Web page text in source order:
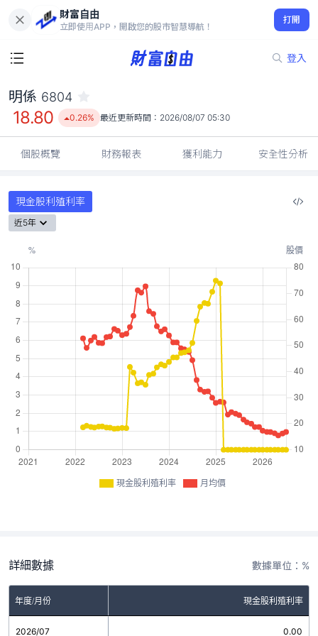
財富自由
立即使用APP，開啟您的股市智慧導航！
打開
登入
18.80
0.26%
明係 6804
18.80 0.26% 最近更新時間： 2026/08/07 05:30
個股概覽 財務報表 獲利能力 安全性分析
現金股利殖利率
近5年
現金股利殖利率 月均價
詳細數據 數據單位：%
年度/月份 現金股利殖利率
2026/07 0.00